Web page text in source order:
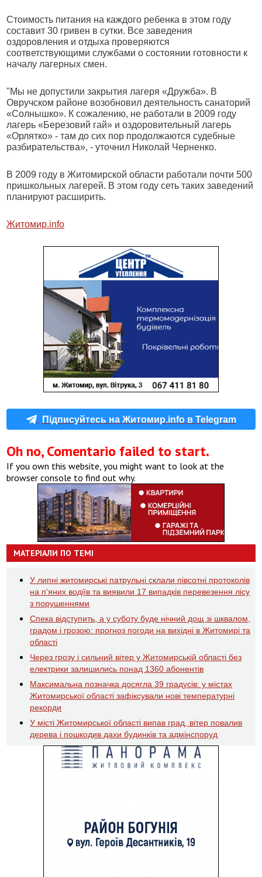
Стоимость питания на каждого ребенка в этом году
составит 30 гривен в сутки. Все заведения
оздоровления и отдыха проверяются
соответствующими службами о состоянии готовности к
началу лагерных смен.
"Мы не допустили закрытия лагеря «Дружба». В
Овручском районе возобновил деятельность санаторий
«Солнышко». К сожалению, не работали в 2009 году
лагерь «Березовий гай» и оздоровительный лагерь
«Орлятко» - там до сих пор продолжаются судебные
разбирательства», - уточнил Николай Черненко.
В 2009 году в Житомирской области работали почти 500
пришкольных лагерей. В этом году сеть таких заведений
планируют расширить.
Житомир.info
Підписуйтесь на Житомир.info в Telegram
Oh no, Comentario failed to start.
If you own this website, you might want to look at the
browser console to find out why.
МАТЕРІАЛИ ПО ТЕМІ
У липні житомирські патрульні склали півсотні протоколів
на пʼяних водіїв та виявили 17 випадків перевезення лісу
з порушеннями
Спека відступить, а у суботу буде нічний дощ зі шквалом,
градом і грозою: прогноз погоди на вихідні в Житомирі та
області
Через грозу і сильний вітер у Житомирській області без
електрики залишились понад 1360 абонентів
Максимальна позначка досягла 39 градусів: у містах
Житомирської області зафіксували нові температурні
рекорди
У місті Житомирської області випав град, вітер повалив
дерева і пошкодив дахи будинків та адмінспоруд